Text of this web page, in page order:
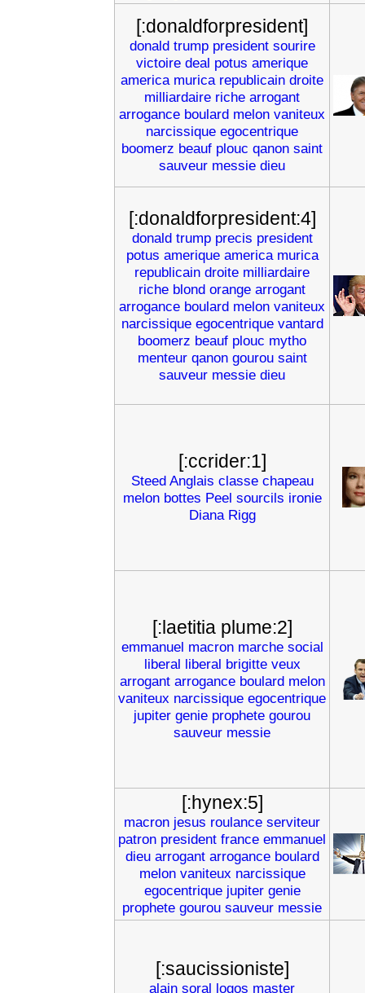
[:donaldforpresident]
donald trump president sourire
victoire deal potus amerique
america murica republicain droite
milliardaire riche arrogant
arrogance boulard melon vaniteux
narcissique egocentrique
boomerz beauf plouc qanon saint
sauveur messie dieu
[:donaldforpresident:4]
donald trump precis president
potus amerique america murica
republicain droite milliardaire
riche blond orange arrogant
arrogance boulard melon vaniteux
narcissique egocentrique vantard
boomerz beauf plouc mytho
menteur qanon gourou saint
sauveur messie dieu
[:ccrider:1]
Steed Anglais classe chapeau
melon bottes Peel sourcils ironie
Diana Rigg
[:laetitia plume:2]
emmanuel macron marche social
liberal liberal brigitte veux
arrogant arrogance boulard melon
vaniteux narcissique egocentrique
jupiter genie prophete gourou
sauveur messie
[:hynex:5]
macron jesus roulance serviteur
patron president france emmanuel
dieu arrogant arrogance boulard
melon vaniteux narcissique
egocentrique jupiter genie
prophete gourou sauveur messie
[:saucissioniste]
alain soral logos master